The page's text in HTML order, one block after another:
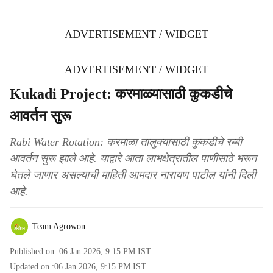
ADVERTISEMENT / WIDGET
ADVERTISEMENT / WIDGET
Kukadi Project: करमाळ्यासाठी कुकडीचे
आवर्तन सुरू
Rabi Water Rotation: करमाळा तालुक्यासाठी कुकडीचे रब्बी
आवर्तन सुरू झाले आहे. याद्वारे आता लाभक्षेत्रातील पाणीसाठे भरून
घेतले जाणार असल्याची माहिती आमदार नारायण पाटील यांनी दिली
आहे.
Team Agrowon
Published on :06 Jan 2026, 9:15 PM IST
Updated on :06 Jan 2026, 9:15 PM IST